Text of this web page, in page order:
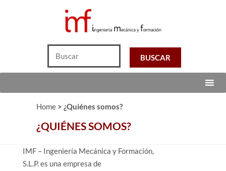
Home> ¿Quiénes somos?
¿QUIÉNES SOMOS?
IMF – Ingeniería Mecánica y Formación,
S.L.P. es una empresa de